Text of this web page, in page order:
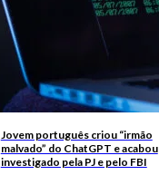
Jovem português criou “irmão
malvado” do ChatGPT e acabou
investigado pela PJ e pelo FBI